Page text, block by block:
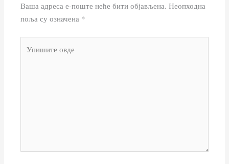
Ваша адреса е-поште неће бити објављена. Неопходна
поља су означена *
овде